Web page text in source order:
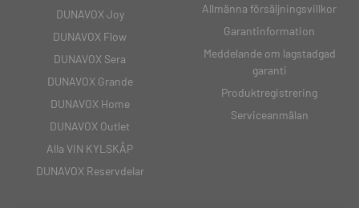
DUNAVOX Joy
DUNAVOX Flow
DUNAVOX Sera
DUNAVOX Grande
DUNAVOX Home
DUNAVOX Outlet
Alla VIN KYLSKÅP
DUNAVOX Reservdelar
Allmänna försäljningsvillkor
Garantinformation
Meddelande om lagstadgad
garanti
Produktregistrering
Serviceanmälan